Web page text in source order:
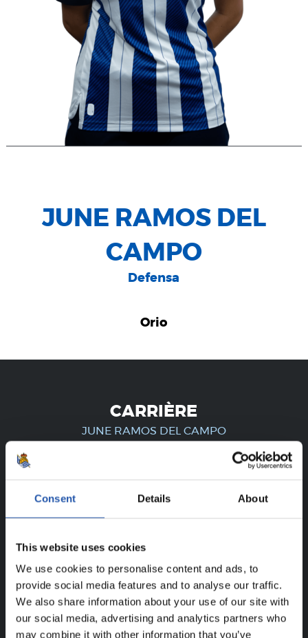
Consent Details About
This website uses cookies
We use cookies to personalise content and ads, to
provide social media features and to analyse our traffic.
We also share information about your use of our site with
our social media, advertising and analytics partners who
may combine it with other information that you’ve
JUNE RAMOS DEL
CAMPO
Defensa
Orio
CARRIÈRE
JUNE RAMOS DEL CAMPO
UNIQUEMENT POUR LES
UTILISATEURS ENREGISTRÉS !
Ce contenu est réservé aux utilisateurs enregistrés sur
notre site web.
S'inscrire en cliquant sur l' Identifiant
et profitez du
contenu exclusif pour vous.